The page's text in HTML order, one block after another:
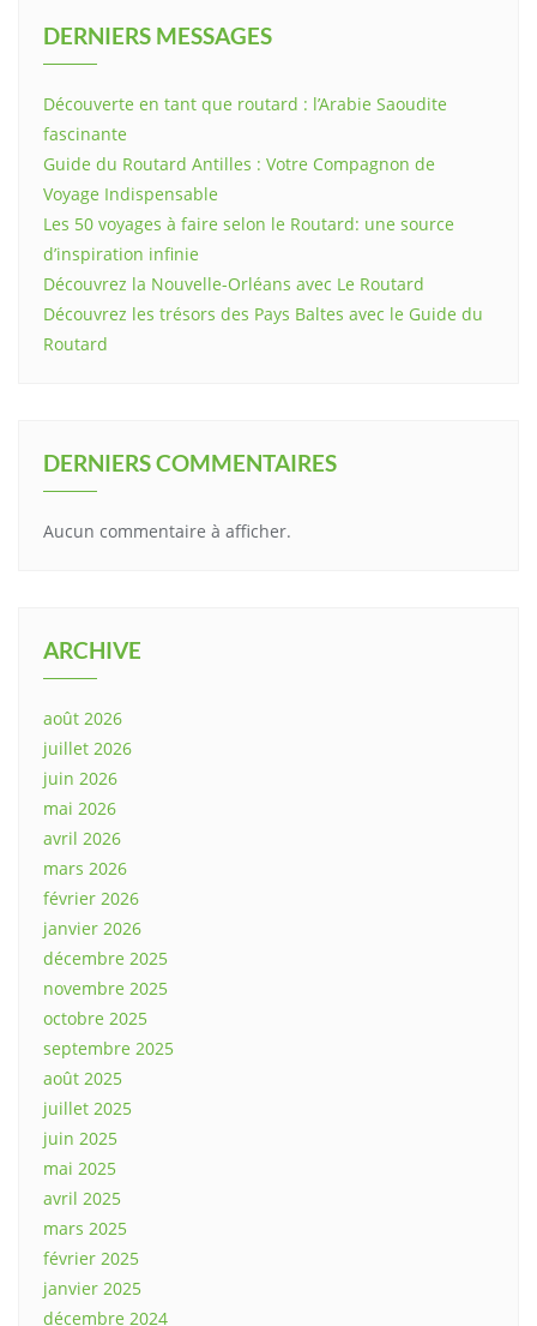
DERNIERS MESSAGES
Découverte en tant que routard : l’Arabie Saoudite
fascinante
Guide du Routard Antilles : Votre Compagnon de
Voyage Indispensable
Les 50 voyages à faire selon le Routard: une source
d’inspiration infinie
Découvrez la Nouvelle-Orléans avec Le Routard
Découvrez les trésors des Pays Baltes avec le Guide du
Routard
DERNIERS COMMENTAIRES
Aucun commentaire à afficher.
ARCHIVE
août 2026
juillet 2026
juin 2026
mai 2026
avril 2026
mars 2026
février 2026
janvier 2026
décembre 2025
novembre 2025
octobre 2025
septembre 2025
août 2025
juillet 2025
juin 2025
mai 2025
avril 2025
mars 2025
février 2025
janvier 2025
décembre 2024